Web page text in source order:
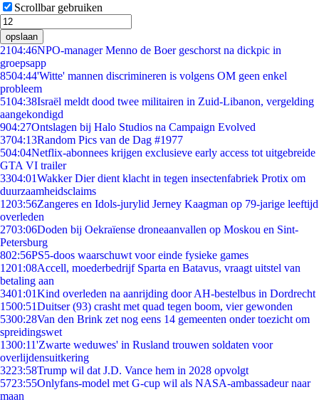
Scrollbar gebruiken
opslaan
2104:46NPO-manager Menno de Boer geschorst na dickpic in
groepsapp
8504:44'Witte' mannen discrimineren is volgens OM geen enkel
probleem
5104:38Israël meldt dood twee militairen in Zuid-Libanon, vergelding
aangekondigd
904:27Ontslagen bij Halo Studios na Campaign Evolved
3704:13Random Pics van de Dag #1977
504:04Netflix-abonnees krijgen exclusieve early access tot uitgebreide
GTA VI trailer
3304:01Wakker Dier dient klacht in tegen insectenfabriek Protix om
duurzaamheidsclaims
1203:56Zangeres en Idols-jurylid Jerney Kaagman op 79-jarige leeftijd
overleden
2703:06Doden bij Oekraïense droneaanvallen op Moskou en Sint-
Petersburg
802:56PS5-doos waarschuwt voor einde fysieke games
1201:08Accell, moederbedrijf Sparta en Batavus, vraagt uitstel van
betaling aan
3401:01Kind overleden na aanrijding door AH-bestelbus in Dordrecht
1500:51Duitser (93) crasht met quad tegen boom, vier gewonden
5300:28Van den Brink zet nog eens 14 gemeenten onder toezicht om
spreidingswet
1300:11'Zwarte weduwes' in Rusland trouwen soldaten voor
overlijdensuitkering
3223:58Trump wil dat J.D. Vance hem in 2028 opvolgt
5723:55Onlyfans-model met G-cup wil als NASA-ambassadeur naar
maan